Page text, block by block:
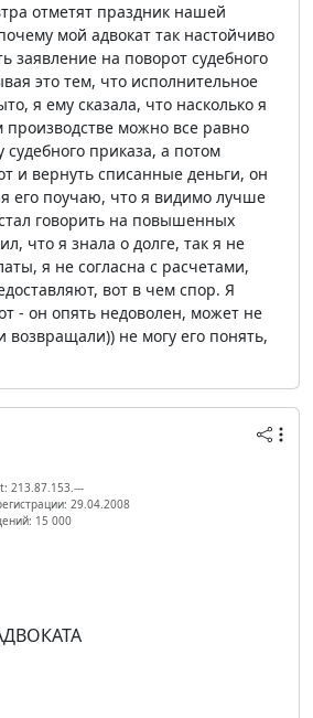
отметят праздник нашей
мой адвокат так настойчиво
заявление на поворот судебного
это тем, что исполнительное
я ему сказала, что насколько я
можно все равно
судебного приказа, а потом
и вернуть списанные деньги, он
его поучаю, что я видимо лучше
говорить на повышенных
что я знала о долге, так я не
я не согласна с расчетами,
вот в чем спор. Я
- он опять недоволен, может не
возвращали)) не могу его понять,
213.87.153.---
29.04.2008
15 000